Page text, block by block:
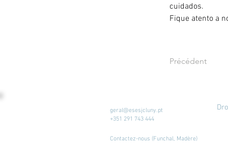
cuidados.
Fique atento a
Précédent
geral@esesjcluny.pt
+351 291 743 444
Contactez-nous (Funchal, Madère)